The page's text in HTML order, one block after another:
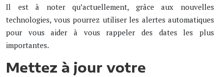
Il est à noter qu’actuellement, grâce aux nouvelles
technologies, vous pourrez utiliser les alertes automatiques
pour vous aider à vous rappeler des dates les plus
importantes.
Mettez à jour votre